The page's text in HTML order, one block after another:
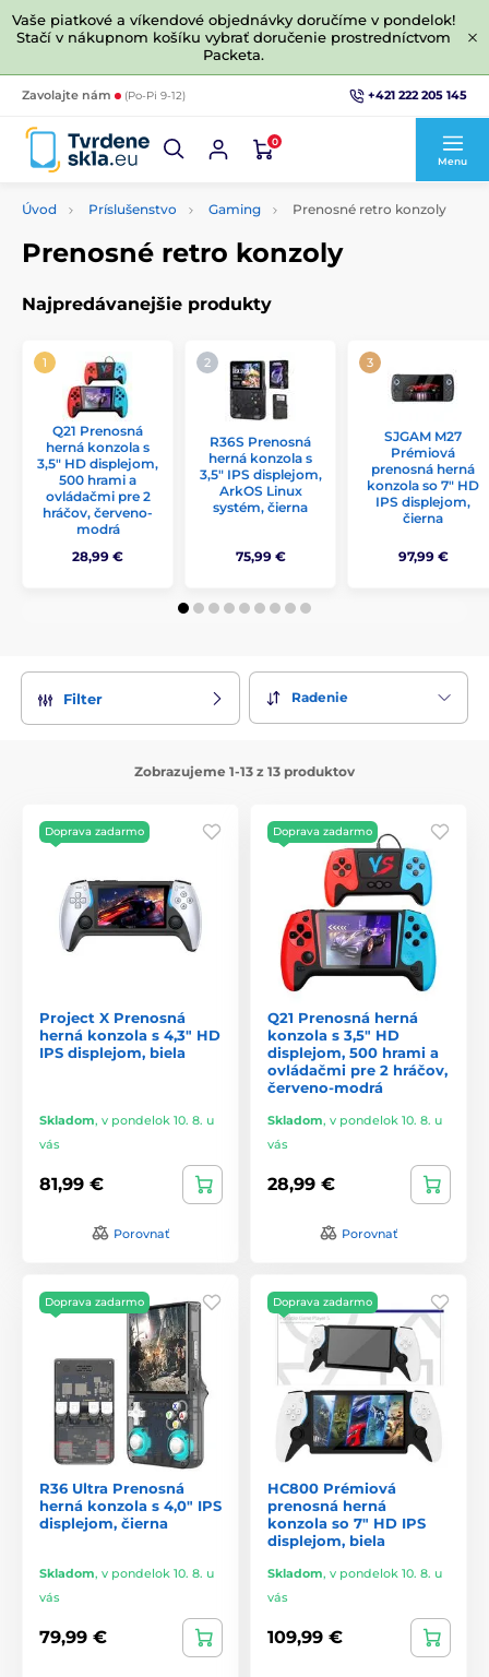
Vaše piatkové a víkendové objednávky doručíme v pondelok!
Stačí v nákupnom košíku vybrať doručenie prostredníctvom
Packeta.
Zavolajte nám (Po-Pi 9-12) +421 222 205 145
0
Menu
Úvod Príslušenstvo Gaming Prenosné retro konzoly
Prenosné retro konzoly
Najpredávanejšie produkty
Q21 Prenosná
herná konzola s
3,5" HD displejom,
500 hrami a
ovládačmi pre 2
hráčov, červeno-
modrá
28,99 €
R36S Prenosná
herná konzola s
3,5" IPS displejom,
ArkOS Linux
systém, čierna
75,99 €
SJGAM M27
Prémiová
prenosná herná
konzola so 7" HD
IPS displejom,
čierna
97,99 €
Filter Radenie
Zobrazujeme 1-13 z 13 produktov
Doprava zadarmo
Project X Prenosná
herná konzola s 4,3" HD
IPS displejom, biela
Skladom, v pondelok 10. 8. u
vás
81,99 €
Porovnať
Doprava zadarmo
Q21 Prenosná herná
konzola s 3,5" HD
displejom, 500 hrami a
ovládačmi pre 2 hráčov,
červeno-modrá
Skladom, v pondelok 10. 8. u
vás
28,99 €
Porovnať
Doprava zadarmo
R36 Ultra Prenosná
herná konzola s 4,0" IPS
displejom, čierna
Skladom, v pondelok 10. 8. u
vás
79,99 €
Doprava zadarmo
HC800 Prémiová
prenosná herná
konzola so 7" HD IPS
displejom, biela
Skladom, v pondelok 10. 8. u
vás
109,99 €